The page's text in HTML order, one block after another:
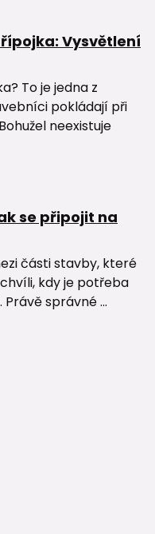
Vysvětlení
To je jedna z
pokládají při
neexistuje
se připojit na
části stavby, které
kdy je potřeba
správné ...